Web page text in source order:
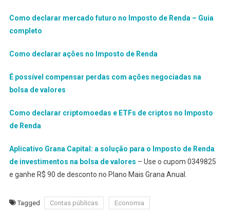
Como declarar mercado futuro no Imposto de Renda – Guia
completo
Como declarar ações no Imposto de Renda
É possível compensar perdas com ações negociadas na
bolsa de valores
Como declarar criptomoedas e ETFs de criptos no Imposto
de Renda
Aplicativo Grana Capital: a solução para o Imposto de Renda
de investimentos na bolsa de valores – Use o cupom 0349825
e ganhe R$ 90 de desconto no Plano Mais Grana Anual.
Tagged Contas públicas Economia